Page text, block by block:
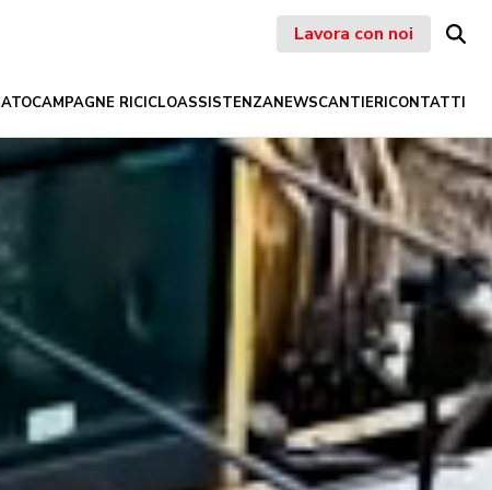
Lavora con noi
CAMPAGNE RICICLOASSISTENZANEWSCANTIERICONTATTI